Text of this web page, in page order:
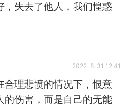
，失去了他人，我们惶惑
2022-8-31 12:41
合理悲愤的情况下，恨意
的伤害，而是自己的无能